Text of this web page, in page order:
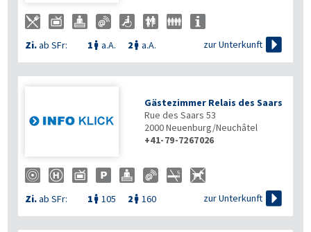
Zi.ab SFr: 1  a.A. 2  a.A. zur Unterkunft 
Gästezimmer Relais des Saars
Rue des Saars 53
2000Neuenburg/Neuchâtel
+41-79-7267026
Zi.ab SFr: 1  105 2  160 zur Unterkunft 